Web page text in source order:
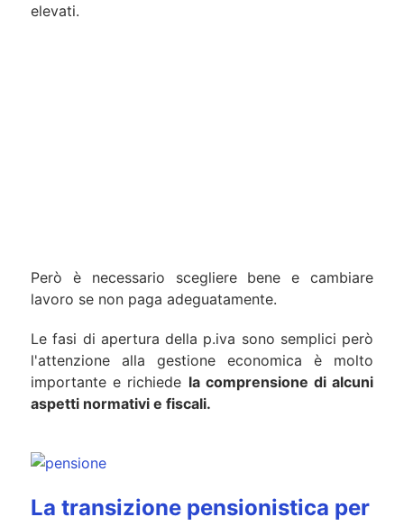
elevati.
Però è necessario scegliere bene e cambiare
lavoro se non paga adeguatamente.
Le fasi di apertura della p.iva sono semplici però
l'attenzione alla gestione economica è molto
importante e richiede la comprensione di alcuni
aspetti normativi e fiscali.
La transizione pensionistica per